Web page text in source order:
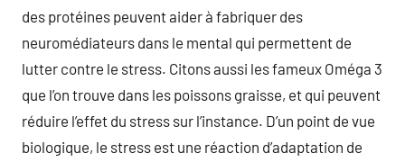
des protéines peuvent aider à fabriquer des
neuromédiateurs dans le mental qui permettent de
lutter contre le stress. Citons aussi les fameux Oméga 3
que l’on trouve dans les poissons graisse, et qui peuvent
réduire l’effet du stress sur l’instance. D’un point de vue
biologique, le stress est une réaction d’adaptation de